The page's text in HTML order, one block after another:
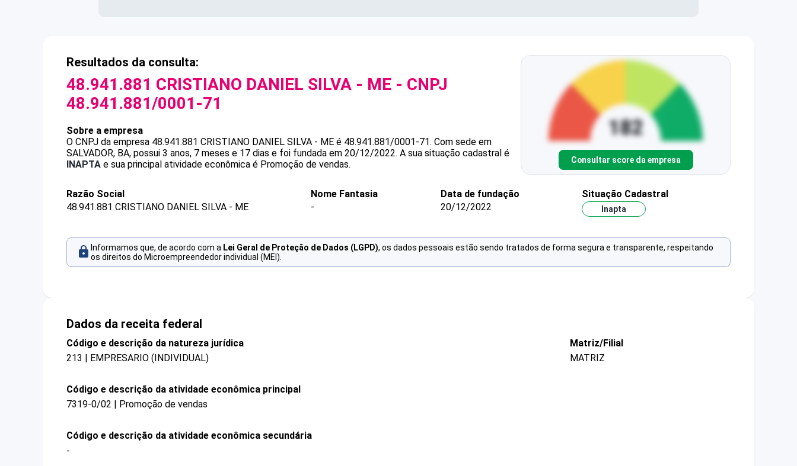
Resultados da consulta:
48.941.881 CRISTIANO DANIEL SILVA - ME - CNPJ
48.941.881/0001-71
Sobre a empresa
O CNPJ da empresa 48.941.881 CRISTIANO DANIEL SILVA - ME é 48.941.881/0001-71. Com sede em
SALVADOR, BA, possui 3 anos, 7 meses e 17 dias e foi fundada em 20/12/2022. A sua situação cadastral é
INAPTA e sua principal atividade econômica é Promoção de vendas. Consultar score da empresa
Razão Social
48.941.881 CRISTIANO DANIEL SILVA - ME
Nome Fantasia
-
Data de fundação
20/12/2022
Situação Cadastral
Inapta
Informamos que, de acordo com a Lei Geral de Proteção de Dados (LGPD), os dados pessoais estão sendo tratados de forma segura e transparente, respeitando
os direitos do Microempreendedor individual (MEI).
Dados da receita federal
Código e descrição da natureza jurídica
213 | EMPRESARIO (INDIVIDUAL)
Matriz/Filial
MATRIZ
Código e descrição da atividade econômica principal
7319-0/02 | Promoção de vendas
Código e descrição da atividade econômica secundária
-